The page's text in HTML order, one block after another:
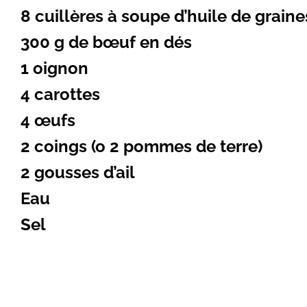
8 cuillères à soupe d’huile de
300 g de bœuf en dés
1 oignon
4 carottes
4 œufs
2 coings (o 2 pommes de terre)
2 gousses d’ail
Eau
Sel